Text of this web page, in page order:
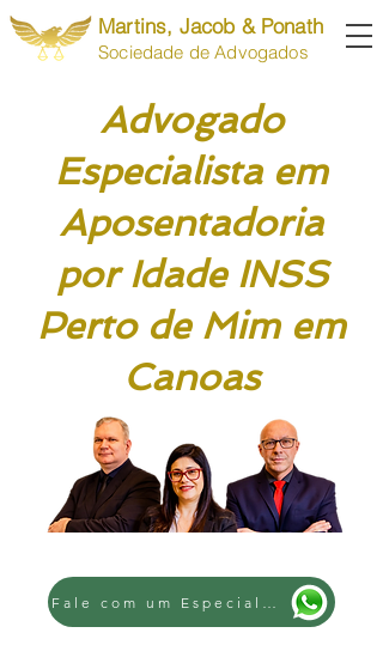
Martins, Jacob & Ponath
Sociedade de Advogados
Advogado
Especialista em
Aposentadoria
por Idade INSS
Perto de Mim em
Canoas